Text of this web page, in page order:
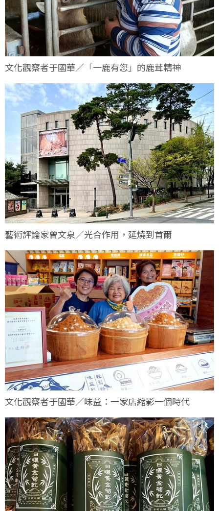
文化觀察者于國華／「一鹿有您」的鹿茸精神
藝術評論家曾文泉／光合作用，延燒到首爾
文化觀察者于國華／味益：一家店縮影一個時代